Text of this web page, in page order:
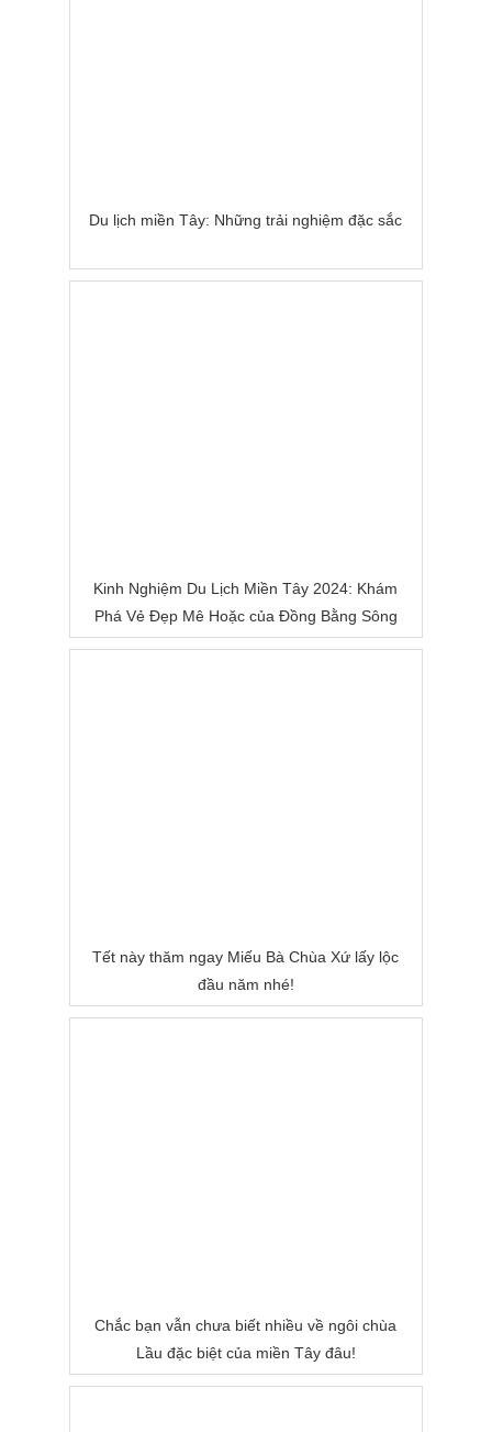
Du lịch miền Tây: Những trải nghiệm đặc sắc
Kinh Nghiệm Du Lịch Miền Tây 2024: Khám
Phá Vẻ Đẹp Mê Hoặc của Đồng Bằng Sông
Nước
Tết này thăm ngay Miếu Bà Chùa Xứ lấy lộc
đầu năm nhé!
Chắc bạn vẫn chưa biết nhiều về ngôi chùa
Lầu đặc biệt của miền Tây đâu!